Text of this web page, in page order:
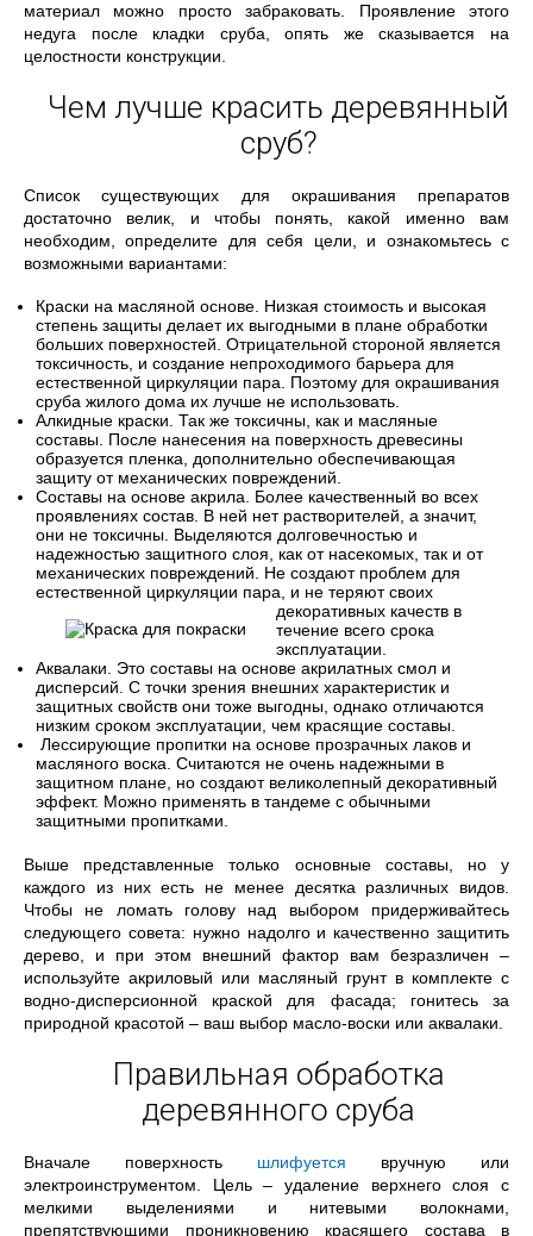
материал можно просто забраковать. Проявление этого
недуга после кладки сруба, опять же сказывается на
целостности конструкции.
Чем лучше красить деревянный
сруб?
Список существующих для окрашивания препаратов
достаточно велик, и чтобы понять, какой именно вам
необходим, определите для себя цели, и ознакомьтесь с
возможными вариантами:
Краски на масляной основе. Низкая стоимость и высокая
степень защиты делает их выгодными в плане обработки
больших поверхностей. Отрицательной стороной является
токсичность, и создание непроходимого барьера для
естественной циркуляции пара. Поэтому для окрашивания
сруба жилого дома их лучше не использовать.
Алкидные краски. Так же токсичны, как и масляные
составы. После нанесения на поверхность древесины
образуется пленка, дополнительно обеспечивающая
защиту от механических повреждений.
Составы на основе акрила. Более качественный во всех
проявлениях состав. В ней нет растворителей, а значит,
они не токсичны. Выделяются долговечностью и
надежностью защитного слоя, как от насекомых, так и от
механических повреждений. Не создают проблем для
естественной циркуляции пара, и не теряют своих
декоративных качеств в
течение всего срока
эксплуатации.
Аквалаки. Это составы на основе акрилатных смол и
дисперсий. С точки зрения внешних характеристик и
защитных свойств они тоже выгодны, однако отличаются
низким сроком эксплуатации, чем красящие составы.
Лессирующие пропитки на основе прозрачных лаков и
масляного воска. Считаются не очень надежными в
защитном плане, но создают великолепный декоративный
эффект. Можно применять в тандеме с обычными
защитными пропитками.
Выше представленные только основные составы, но у
каждого из них есть не менее десятка различных видов.
Чтобы не ломать голову над выбором придерживайтесь
следующего совета: нужно надолго и качественно защитить
дерево, и при этом внешний фактор вам безразличен –
используйте акриловый или масляный грунт в комплекте с
водно-дисперсионной краской для фасада; гонитесь за
природной красотой – ваш выбор масло-воски или аквалаки.
Правильная обработка
деревянного сруба
Вначале поверхность шлифуется вручную или
электроинструментом. Цель – удаление верхнего слоя с
мелкими выделениями и нитевыми волокнами,
препятствующими проникновению красящего состава в